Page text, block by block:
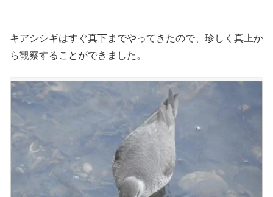
キアシシギはすぐ真下までやってきたので、珍しく真上か
ら観察することができました。